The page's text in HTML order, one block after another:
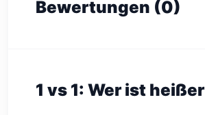
Bewertungen (0)
1 vs 1: Wer ist